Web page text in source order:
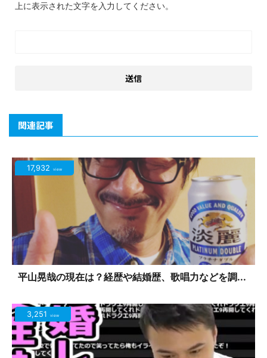
上に表示された文字を入力してください。
関連記事
17,932 view
平山晃哉の現在は？経歴や結婚歴、歌唱力などを調...
3,251 view